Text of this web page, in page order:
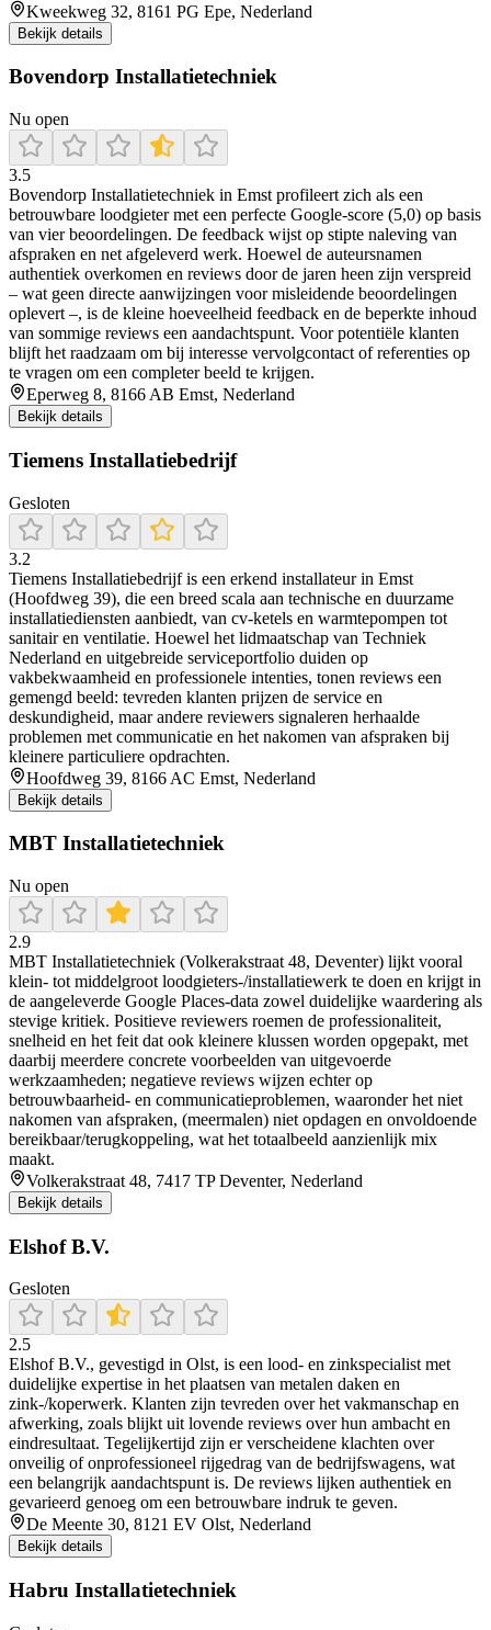
Kweekweg 32, 8161 PG Epe, Nederland
Bekijk details
Bovendorp Installatietechniek
Nu open
3.5
Bovendorp Installatietechniek in Emst profileert zich als een
betrouwbare loodgieter met een perfecte Google-score (5,0) op basis
van vier beoordelingen. De feedback wijst op stipte naleving van
afspraken en net afgeleverd werk. Hoewel de auteursnamen
authentiek overkomen en reviews door de jaren heen zijn verspreid
– wat geen directe aanwijzingen voor misleidende beoordelingen
oplevert –, is de kleine hoeveelheid feedback en de beperkte inhoud
van sommige reviews een aandachtspunt. Voor potentiële klanten
blijft het raadzaam om bij interesse vervolgcontact of referenties op
te vragen om een completer beeld te krijgen.
Eperweg 8, 8166 AB Emst, Nederland
Bekijk details
Tiemens Installatiebedrijf
Gesloten
3.2
Tiemens Installatiebedrijf is een erkend installateur in Emst
(Hoofdweg 39), die een breed scala aan technische en duurzame
installatiediensten aanbiedt, van cv‑ketels en warmtepompen tot
sanitair en ventilatie. Hoewel het lidmaatschap van Techniek
Nederland en uitgebreide serviceportfolio duiden op
vakbekwaamheid en professionele intenties, tonen reviews een
gemengd beeld: tevreden klanten prijzen de service en
deskundigheid, maar andere reviewers signaleren herhaalde
problemen met communicatie en het nakomen van afspraken bij
kleinere particuliere opdrachten.
Hoofdweg 39, 8166 AC Emst, Nederland
Bekijk details
MBT Installatietechniek
Nu open
2.9
MBT Installatietechniek (Volkerakstraat 48, Deventer) lijkt vooral
klein- tot middelgroot loodgieters-/installatiewerk te doen en krijgt in
de aangeleverde Google Places-data zowel duidelijke waardering als
stevige kritiek. Positieve reviewers roemen de professionaliteit,
snelheid en het feit dat ook kleinere klussen worden opgepakt, met
daarbij meerdere concrete voorbeelden van uitgevoerde
werkzaamheden; negatieve reviews wijzen echter op
betrouwbaarheid- en communicatieproblemen, waaronder het niet
nakomen van afspraken, (meermalen) niet opdagen en onvoldoende
bereikbaar/terugkoppeling, wat het totaalbeeld aanzienlijk mix
maakt.
Volkerakstraat 48, 7417 TP Deventer, Nederland
Bekijk details
Elshof B.V.
Gesloten
2.5
Elshof B.V., gevestigd in Olst, is een lood‑ en zinkspecialist met
duidelijke expertise in het plaatsen van metalen daken en
zink-/koperwerk. Klanten zijn tevreden over het vakmanschap en
afwerking, zoals blijkt uit lovende reviews over hun ambacht en
eindresultaat. Tegelijkertijd zijn er verscheidene klachten over
onveilig of onprofessioneel rijgedrag van de bedrijfswagens, wat
een belangrijk aandachtspunt is. De reviews lijken authentiek en
gevarieerd genoeg om een betrouwbare indruk te geven.
De Meente 30, 8121 EV Olst, Nederland
Bekijk details
Habru Installatietechniek